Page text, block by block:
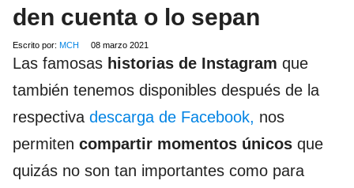
den cuenta o lo sepan
Escrito por: MCH 08 marzo 2021
Las famosas historias de Instagram que
también tenemos disponibles después de la
respectiva descarga de Facebook, nos
permiten compartir momentos únicos que
quizás no son tan importantes como para